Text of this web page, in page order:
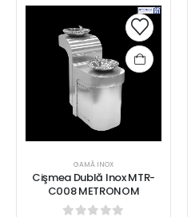
GAMĂ INOX
Cişmea Dublă Inox MTR-
C008 METRONOM